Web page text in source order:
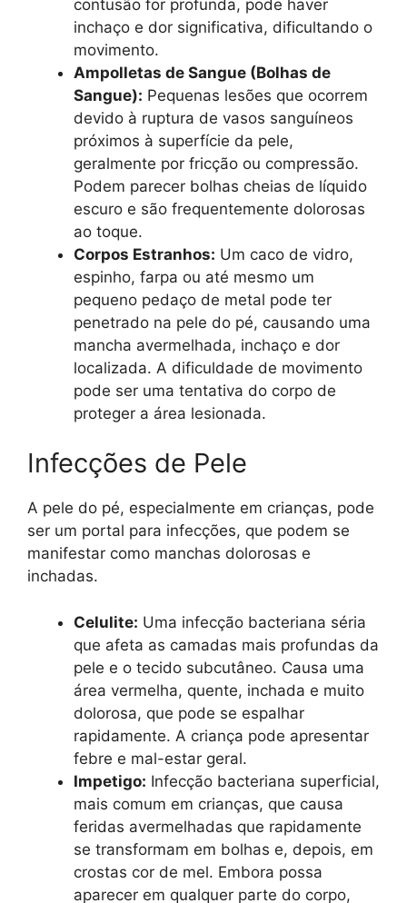
contusão for profunda, pode haver
inchaço e dor significativa, dificultando o
movimento.
Ampolletas de Sangue (Bolhas de
Sangue): Pequenas lesões que ocorrem
devido à ruptura de vasos sanguíneos
próximos à superfície da pele,
geralmente por fricção ou compressão.
Podem parecer bolhas cheias de líquido
escuro e são frequentemente dolorosas
ao toque.
Corpos Estranhos: Um caco de vidro,
espinho, farpa ou até mesmo um
pequeno pedaço de metal pode ter
penetrado na pele do pé, causando uma
mancha avermelhada, inchaço e dor
localizada. A dificuldade de movimento
pode ser uma tentativa do corpo de
proteger a área lesionada.
Infecções de Pele
A pele do pé, especialmente em crianças, pode
ser um portal para infecções, que podem se
manifestar como manchas dolorosas e
inchadas.
Celulite: Uma infecção bacteriana séria
que afeta as camadas mais profundas da
pele e o tecido subcutâneo. Causa uma
área vermelha, quente, inchada e muito
dolorosa, que pode se espalhar
rapidamente. A criança pode apresentar
febre e mal-estar geral.
Impetigo: Infecção bacteriana superficial,
mais comum em crianças, que causa
feridas avermelhadas que rapidamente
se transformam em bolhas e, depois, em
crostas cor de mel. Embora possa
aparecer em qualquer parte do corpo,